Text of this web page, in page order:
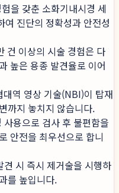
을 갖춘 소화기내시경 세
여 진단의 정확성과 안전성
건 이상의 시술 경험은 다
높은 용종 발견율로 이어
역 영상 기술(NBI)이 탑재
까지 놓치지 않습니다.
사용으로 검사 후 불편함을
안전을 최우선으로 합니
견 시 즉시 제거술을 시행하
를 높입니다.